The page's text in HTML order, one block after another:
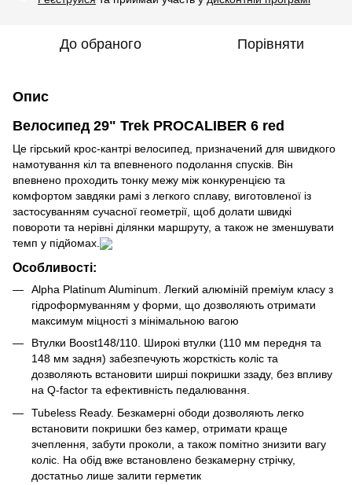
До обраного Порівняти
Опис
Велосипед 29" Trek PROCALIBER 6 red
Це гірський крос-кантрі велосипед, призначений для швидкого
намотування кіл та впевненого подолання спусків. Він
впевнено проходить тонку межу між конкуренцією та
комфортом завдяки рамі з легкого сплаву, виготовленої із
застосуванням сучасної геометрії, щоб долати швидкі
повороти та нерівні ділянки маршруту, а також не зменшувати
темп у підйомах.
Особливості:
Alpha Platinum Aluminum. Легкий алюміній преміум класу з
гідроформуванням у форми, що дозволяють отримати
максимум міцності з мінімальною вагою
Втулки Boost148/110. Широкі втулки (110 мм передня та
148 мм задня) забезпечують жорсткість коліс та
дозволяють встановити ширші покришки ззаду, без впливу
на Q-factor та ефективність педалювання.
Tubeless Ready. Безкамерні ободи дозволяють легко
встановити покришки без камер, отримати краще
зчеплення, забути проколи, а також помітно знизити вагу
коліс. На обід вже встановлено безкамерну стрічку,
достатньо лише залити герметик